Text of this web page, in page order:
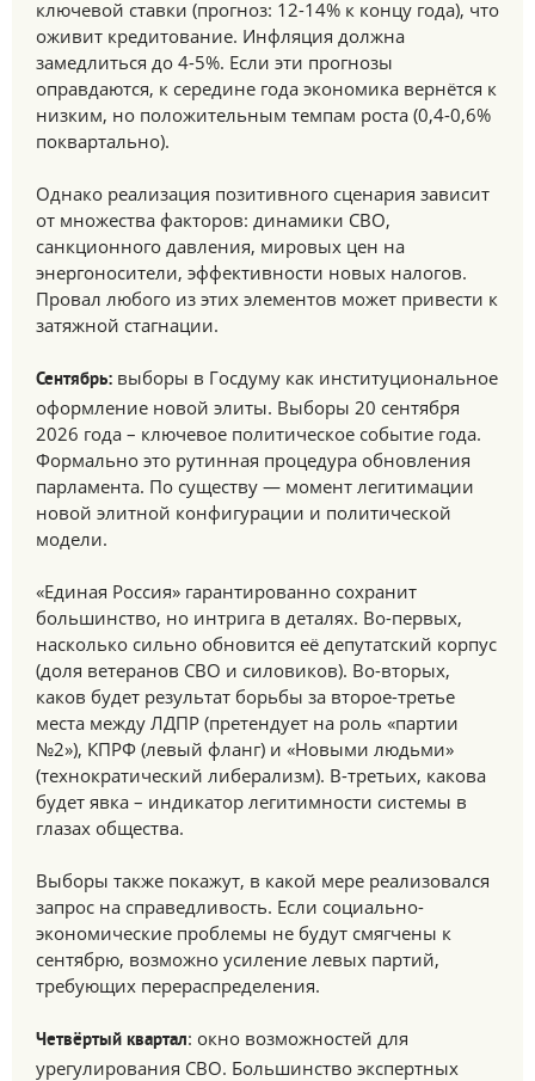
ключевой ставки (прогноз: 12-14% к концу года), что
оживит кредитование. Инфляция должна
замедлиться до 4-5%. Если эти прогнозы
оправдаются, к середине года экономика вернётся к
низким, но положительным темпам роста (0,4-0,6%
поквартально).
Однако реализация позитивного сценария зависит
от множества факторов: динамики СВО,
санкционного давления, мировых цен на
энергоносители, эффективности новых налогов.
Провал любого из этих элементов может привести к
затяжной стагнации.
Сентябрь: выборы в Госдуму как институциональное
оформление новой элиты. Выборы 20 сентября
2026 года – ключевое политическое событие года.
Формально это рутинная процедура обновления
парламента. По существу — момент легитимации
новой элитной конфигурации и политической
модели.
«Единая Россия» гарантированно сохранит
большинство, но интрига в деталях. Во-первых,
насколько сильно обновится её депутатский корпус
(доля ветеранов СВО и силовиков). Во-вторых,
каков будет результат борьбы за второе-третье
места между ЛДПР (претендует на роль «партии
№2»), КПРФ (левый фланг) и «Новыми людьми»
(технократический либерализм). В-третьих, какова
будет явка – индикатор легитимности системы в
глазах общества.
Выборы также покажут, в какой мере реализовался
запрос на справедливость. Если социально-
экономические проблемы не будут смягчены к
сентябрю, возможно усиление левых партий,
требующих перераспределения.
Четвёртый квартал: окно возможностей для
урегулирования СВО. Большинство экспертных